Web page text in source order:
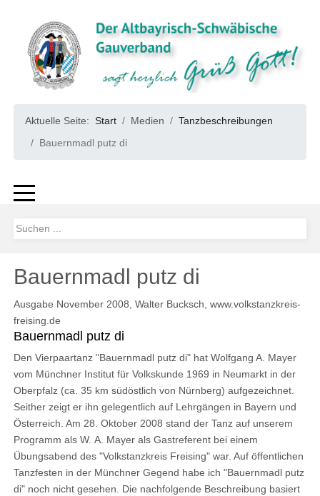
Aktuelle Seite:Start Medien
Tanzbeschreibungen
Bauernmadl putz di
Bauernmadl putz di
Ausgabe November 2008, Walter Bucksch, www.volkstanzkreis-
freising.de
Bauernmadl putz di
Den Vierpaartanz "Bauernmadl putz di" hat Wolfgang A. Mayer
vom Münchner Institut für Volkskunde 1969 in Neumarkt in der
Oberpfalz (ca. 35 km südöstlich von Nürnberg) aufgezeichnet.
Seither zeigt er ihn gelegentlich auf Lehrgängen in Bayern und
Österreich. Am 28. Oktober 2008 stand der Tanz auf unserem
Programm als W. A. Mayer als Gastreferent bei einem
Übungsabend des "Volkstanzkreis Freising" war. Auf öffentlichen
Tanzfesten in der Münchner Gegend habe ich "Bauernmadl putz
di" noch nicht gesehen. Die nachfolgende Beschreibung basiert